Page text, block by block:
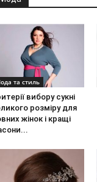
та стиль
вибору сукні
розміру для
жінок і кращі